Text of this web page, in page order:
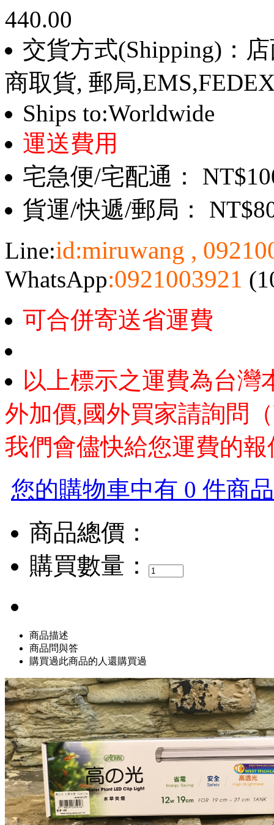
440.00
交貨方式(Shipping)：
商取貨, 郵局
Ships to:Worldwide
運送費用
宅急便/宅配通：
貨運/快遞/郵局：
Line:id:miruwang ,
WhatsApp:0921003921
可合併寄送省運費
以上標示之運費為台灣
外加價,國外買家請詢問
我們會儘快給您運費的報
您的購物車中有 0 件商
商品總價：
購買數量：
商品描述
商品問與答
購買過此商品的人還購買過